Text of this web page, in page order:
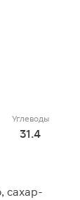
Углеводы
31.4
сахар-